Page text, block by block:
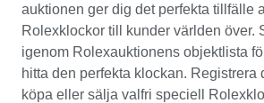
auktionen ger dig det perfekta tillfälle
Rolexklockor till kunder världen över.
igenom Rolexauktionens objektlista
hitta den perfekta klockan. Registrera
köpa eller sälja valfri speciell